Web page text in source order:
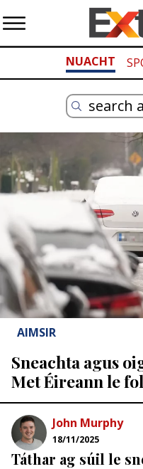
NUACHT
AIMSIR
Sneachta agus
Met Éireann le
John Murphy
18/11/2025
Táthar ag súil le